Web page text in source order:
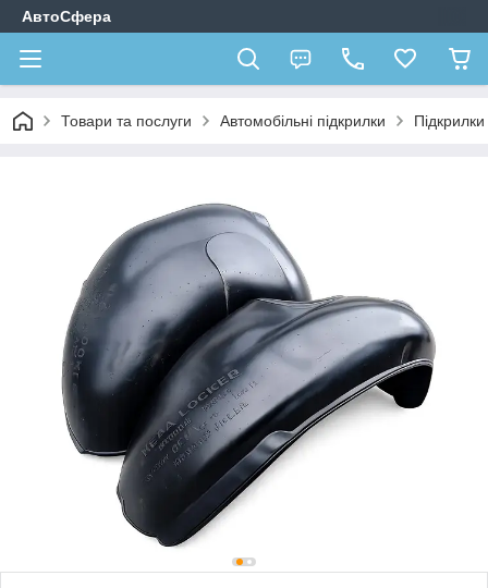
АвтоСфера
Товари та послуги Автомобільні підкрилки